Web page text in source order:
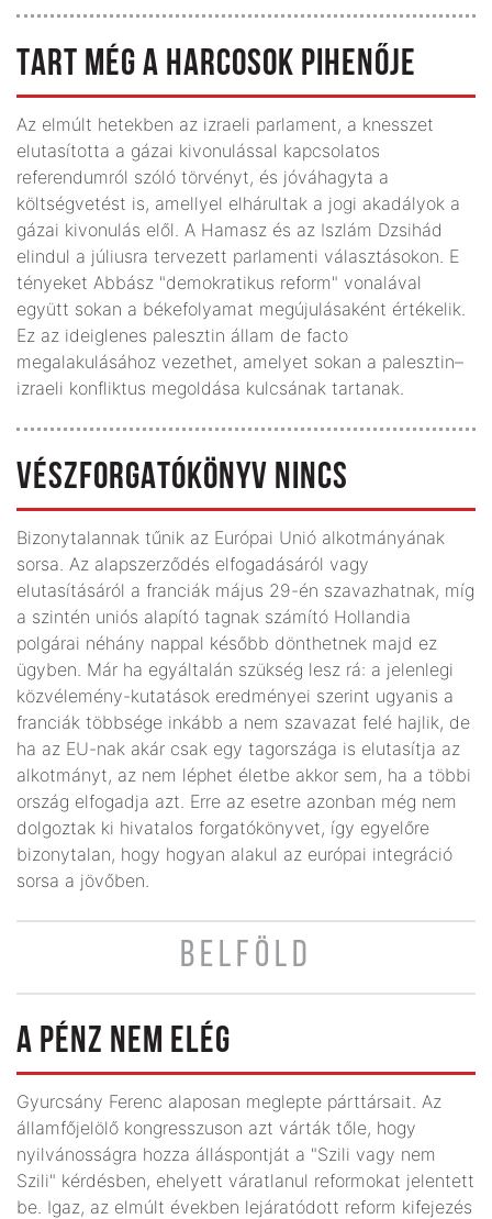
TART MÉG A HARCOSOK PIHENŐJE
Az elmúlt hetekben az izraeli parlament, a knesszet
elutasította a gázai kivonulással kapcsolatos
referendumról szóló törvényt, és jóváhagyta a
költségvetést is, amellyel elhárultak a jogi akadályok a
gázai kivonulás elől. A Hamasz és az Iszlám Dzsihád
elindul a júliusra tervezett parlamenti választásokon. E
tényeket Abbász "demokratikus reform" vonalával
együtt sokan a békefolyamat megújulásaként értékelik.
Ez az ideiglenes palesztin állam de facto
megalakulásához vezethet, amelyet sokan a palesztin–
izraeli konfliktus megoldása kulcsának tartanak.
VÉSZFORGATÓKÖNYV NINCS
Bizonytalannak tűnik az Európai Unió alkotmányának
sorsa. Az alapszerződés elfogadásáról vagy
elutasításáról a franciák május 29-én szavazhatnak, míg
a szintén uniós alapító tagnak számító Hollandia
polgárai néhány nappal később dönthetnek majd ez
ügyben. Már ha egyáltalán szükség lesz rá: a jelenlegi
közvélemény-kutatások eredményei szerint ugyanis a
franciák többsége inkább a nem szavazat felé hajlik, de
ha az EU-nak akár csak egy tagországa is elutasítja az
alkotmányt, az nem léphet életbe akkor sem, ha a többi
ország elfogadja azt. Erre az esetre azonban még nem
dolgoztak ki hivatalos forgatókönyvet, így egyelőre
bizonytalan, hogy hogyan alakul az európai integráció
sorsa a jövőben.
BELFÖLD
A PÉNZ NEM ELÉG
Gyurcsány Ferenc alaposan meglepte párttársait. Az
államfőjelölő kongresszuson azt várták tőle, hogy
nyilvánosságra hozza álláspontját a "Szili vagy nem
Szili" kérdésben, ehelyett váratlanul reformokat jelentett
be. Igaz, az elmúlt években lejáratódott reform kifejezés